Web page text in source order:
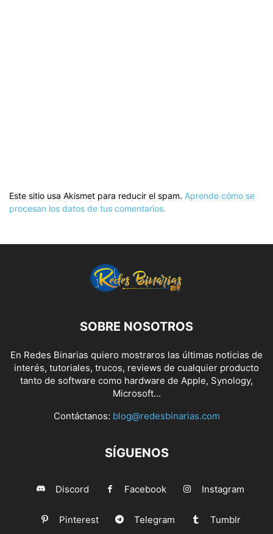
Este sitio usa Akismet para reducir el spam. Aprende cómo se
procesan los datos de tus comentarios.
SOBRE NOSOTROS
En Redes Binarias quiero mostraros las últimas noticias de
interés, tutoriales, trucos, reviews de cualquier producto
tanto de software como hardware de Apple, Synology,
Microsoft...
Contáctanos: blog@redesbinarias.com
SÍGUENOS
Discord Facebook Instagram
Pinterest Telegram Tumblr